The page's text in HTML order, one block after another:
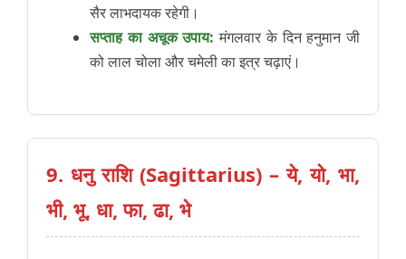
सैर लाभदायक रहेगी।
सप्ताह का अचूक उपाय: मंगलवार के दिन हनुमान जी
को लाल चोला और चमेली का इत्र चढ़ाएं।
9. धनु राशि (Sagittarius) – ये, यो, भा,
भी, भू, धा, फा, ढा, भे